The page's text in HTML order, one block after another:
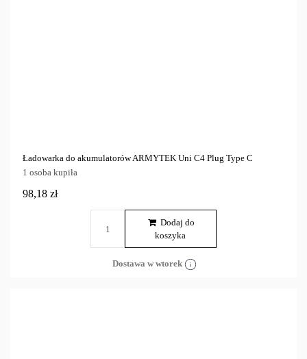
Ładowarka do akumulatorów ARMYTEK Uni C4 Plug Type C
1 osoba kupiła
98,18 zł
Dodaj do
koszyka
Dostawa w wtorek